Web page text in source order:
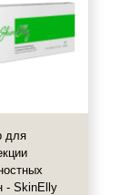
для
- SkinElly